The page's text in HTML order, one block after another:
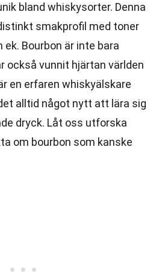
bland whiskysorter. Denna
smakprofil med toner
ek. Bourbon är inte bara
också vunnit hjärtan världen
en erfaren whiskyälskare
alltid något nytt att lära sig
dryck. Låt oss utforska
om bourbon som kanske